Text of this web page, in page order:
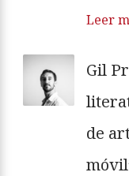
Leer
Gil
de